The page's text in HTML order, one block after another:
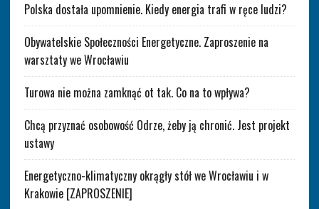
Polska dostała upomnienie. Kiedy energia trafi w ręce ludzi?
Obywatelskie Społeczności Energetyczne. Zaproszenie na
warsztaty we Wrocławiu
Turowa nie można zamknąć ot tak. Co na to wpływa?
Chcą przyznać osobowość Odrze, żeby ją chronić. Jest projekt
ustawy
Energetyczno-klimatyczny okrągły stół we Wrocławiu i w
Krakowie [ZAPROSZENIE]